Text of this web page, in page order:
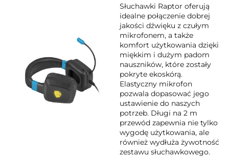
Słuchawki Raptor oferują
idealne połączenie dobrej
jakości dźwięku z czułym
mikrofonem, a także
komfort użytkowania dzięki
miękkim i dużym padom
nauszników, które zostały
pokryte ekoskórą.
Elastyczny mikrofon
pozwala dopasować jego
ustawienie do naszych
potrzeb. Długi na 2 m
przewód zapewnia nie tylko
wygodę użytkowania, ale
również wydłuża żywotność
zestawu słuchawkowego.